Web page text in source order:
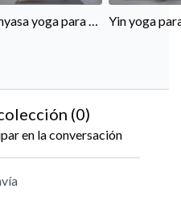
Vinyasa yoga para deportistas
(0)
en la conversación